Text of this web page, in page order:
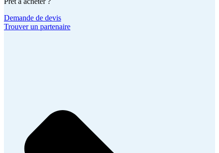
Demande de devis
Trouver un partenaire